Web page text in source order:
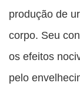
produção de
corpo. Seu
os efeitos
pelo